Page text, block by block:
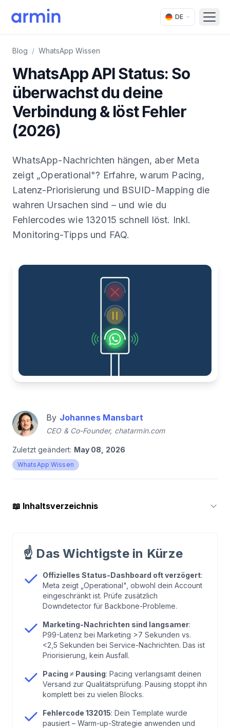
DE
Blog / WhatsApp Wissen
WhatsApp API Status: So
überwachst du deine
Verbindung & löst Fehler
(2026)
WhatsApp-Nachrichten hängen, aber Meta
zeigt „Operational"? Erfahre, warum Pacing,
Latenz-Priorisierung und BSUID-Mapping die
wahren Ursachen sind – und wie du
Fehlercodes wie 132015 schnell löst. Inkl.
Monitoring-Tipps und FAQ.
By Johannes Mansbart
CEO & Co-Founder, chatarmin.com
Zuletzt geändert: May 08, 2026
WhatsApp Wissen
📖 Inhaltsverzeichnis
checken
. Warum die API „down" scheint – aber nicht ist
Das ID-Problem: BSUID statt Telefonnummer
.Fehlercodes: Was sie bedeuten und wie du sie
. Cloud API vs. On-Premises: Es gibt nur noch
einen Weg
.Monitoring aufsetzen: Webhooks statt Hoffen
☝️ Das Wichtigste in Kürze
Offizielles Status-Dashboard oft verzögert:
Meta zeigt „Operational", obwohl dein Account
eingeschränkt ist. Prüfe zusätzlich
Downdetector für Backbone-Probleme.
Marketing-Nachrichten sind langsamer:
P99-Latenz bei Marketing >7 Sekunden vs.
<2,5 Sekunden bei Service-Nachrichten. Das ist
Priorisierung, kein Ausfall.
Pacing ≠ Pausing: Pacing verlangsamt deinen
Versand zur Qualitätsprüfung. Pausing stoppt ihn
komplett bei zu vielen Blocks.
Fehlercode 132015: Dein Template wurde
pausiert – Warm-up-Strategie anwenden und